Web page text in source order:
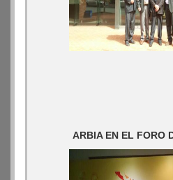
ARBIA EN EL FORO